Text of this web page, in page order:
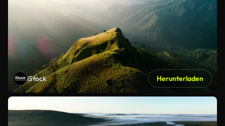
iStock Herunterladen